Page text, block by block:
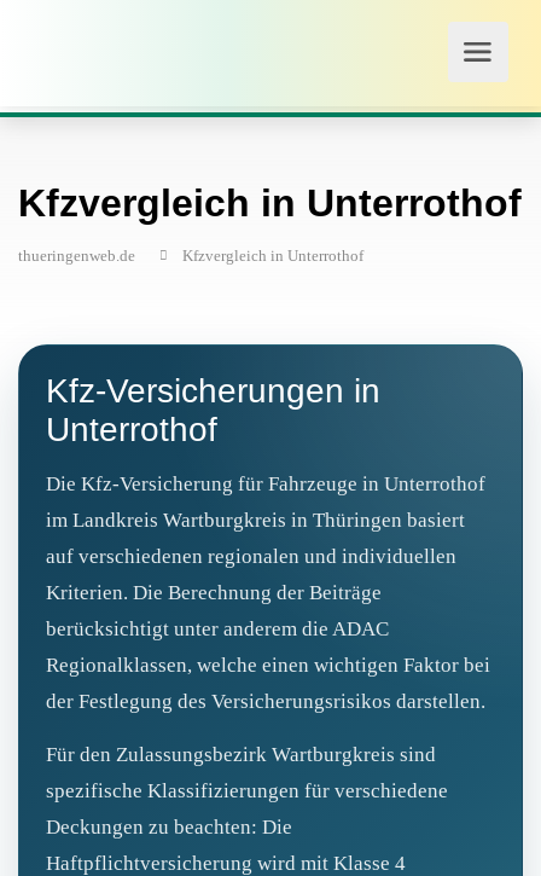
Kfzvergleich in Unterrothof
thueringenweb.de Kfzvergleich in Unterrothof
Kfz-Versicherungen in
Unterrothof
Die Kfz-Versicherung für Fahrzeuge in Unterrothof
im Landkreis Wartburgkreis in Thüringen basiert
auf verschiedenen regionalen und individuellen
Kriterien. Die Berechnung der Beiträge
berücksichtigt unter anderem die ADAC
Regionalklassen, welche einen wichtigen Faktor bei
der Festlegung des Versicherungsrisikos darstellen.
Für den Zulassungsbezirk Wartburgkreis sind
spezifische Klassifizierungen für verschiedene
Deckungen zu beachten: Die
Haftpflichtversicherung wird mit Klasse 4